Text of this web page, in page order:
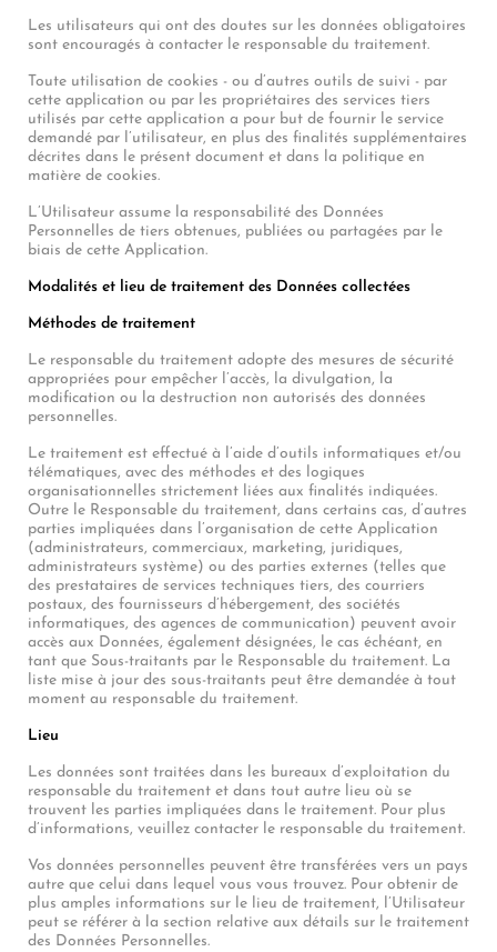
Les utilisateurs qui ont des doutes sur les données obligatoires
sont encouragés à contacter le responsable du traitement.
Toute utilisation de cookies - ou d’autres outils de suivi - par
cette application ou par les propriétaires des services tiers
utilisés par cette application a pour but de fournir le service
demandé par l’utilisateur, en plus des finalités supplémentaires
décrites dans le présent document et dans la politique en
matière de cookies.
L’Utilisateur assume la responsabilité des Données
Personnelles de tiers obtenues, publiées ou partagées par le
biais de cette Application.
Modalités et lieu de traitement des Données collectées
Méthodes de traitement
Le responsable du traitement adopte des mesures de sécurité
appropriées pour empêcher l’accès, la divulgation, la
modification ou la destruction non autorisés des données
personnelles.
Le traitement est effectué à l’aide d’outils informatiques et/ou
télématiques, avec des méthodes et des logiques
organisationnelles strictement liées aux finalités indiquées.
Outre le Responsable du traitement, dans certains cas, d’autres
parties impliquées dans l’organisation de cette Application
(administrateurs, commerciaux, marketing, juridiques,
administrateurs système) ou des parties externes (telles que
des prestataires de services techniques tiers, des courriers
postaux, des fournisseurs d’hébergement, des sociétés
informatiques, des agences de communication) peuvent avoir
accès aux Données, également désignées, le cas échéant, en
tant que Sous-traitants par le Responsable du traitement. La
liste mise à jour des sous-traitants peut être demandée à tout
moment au responsable du traitement.
Lieu
Les données sont traitées dans les bureaux d’exploitation du
responsable du traitement et dans tout autre lieu où se
trouvent les parties impliquées dans le traitement. Pour plus
d’informations, veuillez contacter le responsable du traitement.
Vos données personnelles peuvent être transférées vers un pays
autre que celui dans lequel vous vous trouvez. Pour obtenir de
plus amples informations sur le lieu de traitement, l’Utilisateur
peut se référer à la section relative aux détails sur le traitement
des Données Personnelles.